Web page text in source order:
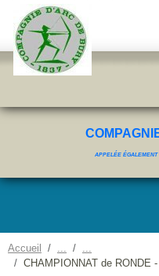
APPELÉE ÉGALEMENT
Accueil
CHAMPIONNAT de RONDE
Panneau de gestion des